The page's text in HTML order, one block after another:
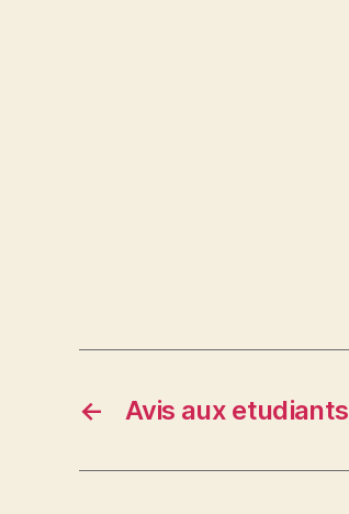
← Avis aux etudiants